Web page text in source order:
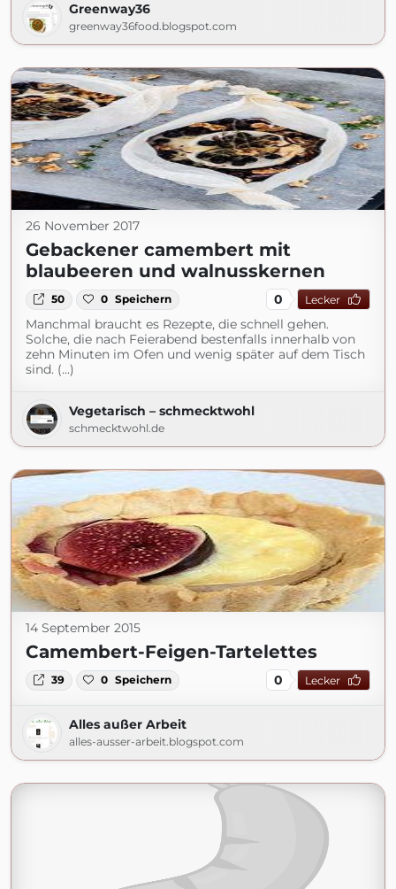
Greenway36
greenway36food.blogspot.com
26 November 2017
Gebackener camembert mit
blaubeeren und walnusskernen
50 0 Speichern 0 Lecker
Manchmal braucht es Rezepte, die schnell gehen.
Solche, die nach Feierabend bestenfalls innerhalb von
zehn Minuten im Ofen und wenig später auf dem Tisch
sind. (...)
Vegetarisch – schmecktwohl
schmecktwohl.de
14 September 2015
Camembert-Feigen-Tartelettes
39 0 Speichern 0 Lecker
Alles außer Arbeit
alles-ausser-arbeit.blogspot.com